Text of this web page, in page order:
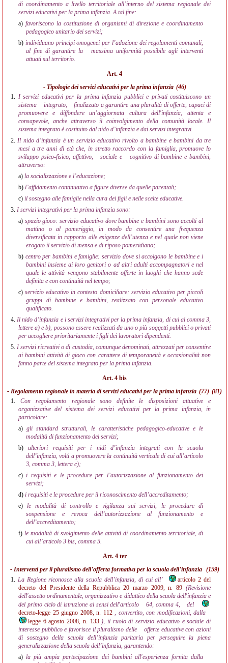
di coordinamento a livello territoriale all’interno del sistema regionale dei
servizi educativi per la prima infanzia. A tal fine:
a) favoriscono la costituzione di organismi di direzione e coordinamento
pedagogico unitario dei servizi;
b) individuano principi omogenei per l’adozione dei regolamenti comunali,
al fine di garantire la
massima uniformità possibile agli interventi
attuati sul territorio.
Art. 4
- Tipologie dei servizi educativi per la prima infanzia (46)
1. I servizi educativi per la prima infanzia pubblici e privati costituiscono un
sistema
integrato,
finalizzato a garantire una pluralità di offerte, capaci di
promuovere e diffondere un’aggiornata cultura dell'infanzia, attenta e
consapevole, anche attraverso il coinvolgimento della comunità locale. Il
sistema integrato è costituito dal nido d’infanzia e dai servizi integrativi.
2. Il nido d’infanzia è un servizio educativo rivolto a bambine e bambini da tre
mesi a tre anni di età che, in stretto raccordo con la famiglia, promuove lo
sviluppo psico-fisico, affettivo,
sociale e
cognitivo di bambine e bambini,
attraverso:
a) la socializzazione e l’educazione;
b) l’affidamento continuativo a figure diverse da quelle parentali;
c) il sostegno alle famiglie nella cura dei figli e nelle scelte educative.
3. I servizi integrativi per la prima infanzia sono:
a) spazio gioco: servizio educativo dove bambine e bambini sono accolti al
mattino o al pomeriggio, in modo da consentire una frequenza
diversificata in rapporto alle esigenze dell’utenza e nel quale non viene
erogato il servizio di mensa e di riposo pomeridiano;
b) centro per bambini e famiglie: servizio dove si accolgono le bambine e i
bambini insieme ai loro genitori o ad altri adulti accompagnatori e nel
quale le attività vengono stabilmente offerte in luoghi che hanno sede
definita e con continuità nel tempo;
c)servizio educativo in contesto domiciliare: servizio educativo per piccoli
gruppi di bambine e bambini, realizzato con personale educativo
qualificato.
4. Il nido d’infanzia e i servizi integrativi per la prima infanzia, di cui al comma 3,
lettere a) e b), possono essere realizzati da uno o più soggetti pubblici o privati
per accogliere prioritariamente i figli dei lavoratori dipendenti.
5. I servizi ricreativi o di custodia, comunque denominati, attrezzati per consentire
ai bambini attività di gioco con carattere di temporaneità e occasionalità non
fanno parte del sistema integrato per la prima infanzia.
Art. 4 bis
- Regolamento regionale in materia di servizi educativi per la prima infanzia (77) (81)
1.
Con regolamento regionale sono definite le disposizioni attuative e
organizzative del sistema dei servizi educativi per la prima infanzia, in
particolare:
a) gli standard strutturali, le caratteristiche pedagogico-educative e le
modalità di funzionamento dei servizi;
b)ulteriori requisiti per i nidi d’infanzia integrati con la scuola
dell’infanzia, volti a promuovere la continuità verticale di cui all’articolo
3, comma 3, lettera c);
c)i requisiti e le procedure per l’autorizzazione al funzionamento dei
servizi;
d) i requisiti e le procedure per il riconoscimento dell’accreditamento;
e)le modalità di controllo e vigilanza sui servizi, le procedure di
sospensione e revoca dell’autorizzazione al funzionamento e
dell’accreditamento;
f) le modalità di svolgimento delle attività di coordinamento territoriale, di
cui all’articolo 3 bis, comma 5.
Art. 4 ter
- Interventi per il pluralismo dell’offerta formativa per la scuola dell’infanzia (159)
1. La Regione riconosce alla scuola dell’infanzia, di cui all’
articolo 2 del
decreto del Presidente della Repubblica 20 marzo 2009, n. 89 (Revisione
dell'assetto ordinamentale, organizzativo e didattico della scuola dell'infanzia e
del primo ciclo di istruzione ai sensi dell'articolo
64, comma 4,
del
decreto-legge 25 giugno 2008, n. 112 , convertito, con modificazioni, dalla
legge 6 agosto 2008, n. 133 ), il ruolo di servizio educativo e sociale di
interesse pubblico e favorisce il pluralismo delle
offerte educative con azioni
di sostegno della scuola dell’infanzia paritaria per perseguire la piena
generalizzazione della scuola dell’infanzia, garantendo:
a)la più ampia partecipazione dei bambini all'esperienza fornita dalla